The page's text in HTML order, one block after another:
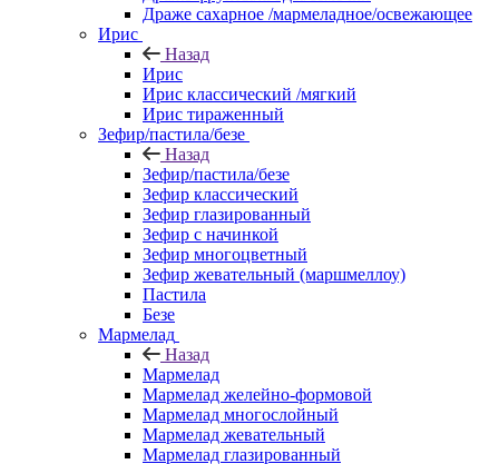
Драже сахарное /мармеладное/освежающее
Ирис
Назад
Ирис
Ирис классический /мягкий
Ирис тираженный
Зефир/пастила/безе
Назад
Зефир/пастила/безе
Зефир классический
Зефир глазированный
Зефир с начинкой
Зефир многоцветный
Зефир жевательный (маршмеллоу)
Пастила
Безе
Мармелад
Назад
Мармелад
Мармелад желейно-формовой
Мармелад многослойный
Мармелад жевательный
Мармелад глазированный